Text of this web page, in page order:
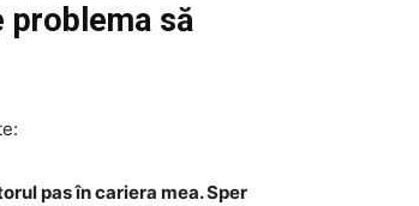
problema să
pas în cariera mea. Sper